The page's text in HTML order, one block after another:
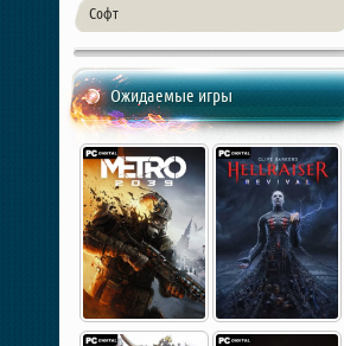
Софт
Ожидаемые игры